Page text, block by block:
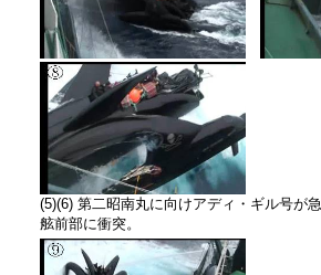
(5)(6) 第二昭南丸に向けアディ・ギル号
舷前部に衝突。